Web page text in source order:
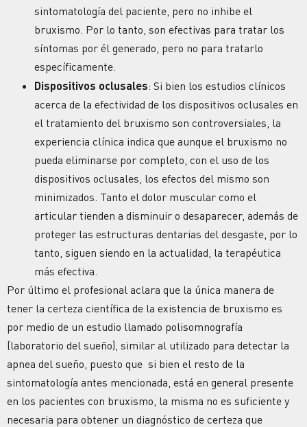
sintomatología del paciente, pero no inhibe el
bruxismo. Por lo tanto, son efectivas para tratar los
síntomas por él generado, pero no para tratarlo
específicamente.
Dispositivos oclusales: Si bien los estudios clínicos
acerca de la efectividad de los dispositivos oclusales en
el tratamiento del bruxismo son controversiales, la
experiencia clínica indica que aunque el bruxismo no
pueda eliminarse por completo, con el uso de los
dispositivos oclusales, los efectos del mismo son
minimizados. Tanto el dolor muscular como el
articular tienden a disminuir o desaparecer, además de
proteger las estructuras dentarias del desgaste, por lo
tanto, siguen siendo en la actualidad, la terapéutica
más efectiva.
Por último el profesional aclara que la única manera de
tener la certeza científica de la existencia de bruxismo es
por medio de un estudio llamado polisomnografía
(laboratorio del sueño), similar al utilizado para detectar la
apnea del sueño, puesto que si bien el resto de la
sintomatología antes mencionada, está en general presente
en los pacientes con bruxismo, la misma no es suficiente y
necesaria para obtener un diagnóstico de certeza que